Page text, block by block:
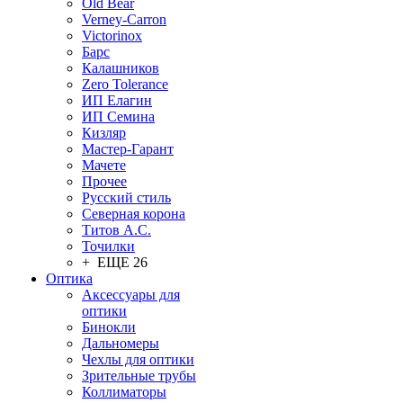
Old Bear
Verney-Carron
Victorinox
Барс
Калашников
Zero Tolerance
ИП Елагин
ИП Семина
Кизляр
Мастер-Гарант
Мачете
Прочее
Русский стиль
Северная корона
Титов А.С.
Точилки
+ ЕЩЕ 26
Оптика
Аксессуары для
оптики
Бинокли
Дальномеры
Чехлы для оптики
Зрительные трубы
Коллиматоры